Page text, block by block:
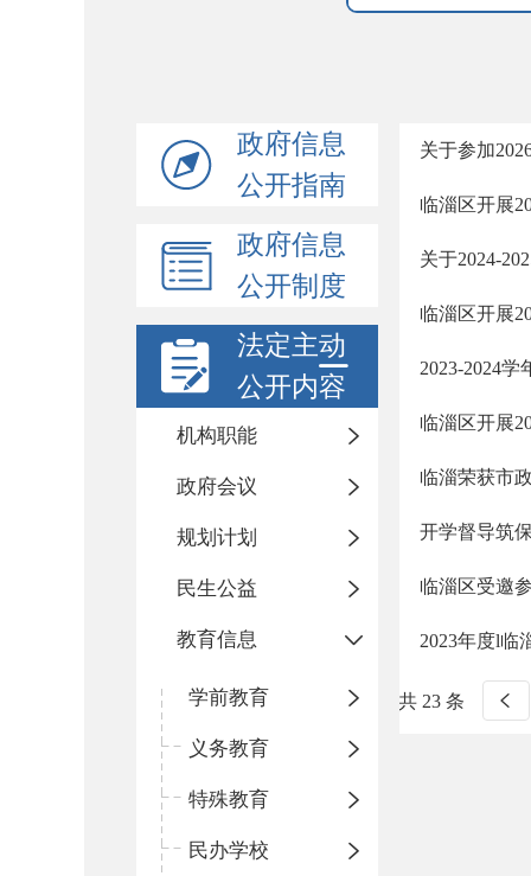
政府信息
公开指南
政府信息
公开制度
法定主动
公开内容
机构职能
政府会议
规划计划
民生公益
教育信息
学前教育
义务教育
特殊教育
民办学校
关于参加
临淄区开展
关于2024-
临淄区开展
2023-2024
临淄区开展
临淄荣获市
开学督导筑
临淄区受邀
2023年度l临
共 23 条